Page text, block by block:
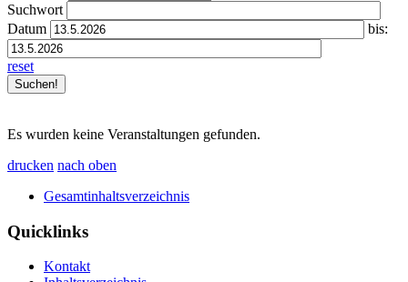
Suchwort
Datum
bis:
reset
Es wurden keine Veranstaltungen gefunden.
drucken nach oben
Gesamtinhaltsverzeichnis
Quicklinks
Kontakt